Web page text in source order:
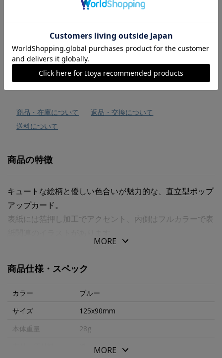
お気に入りに追加
商品・在庫について
返品・交換について
送料について
商品の特徴
キュートな絵柄と優しい色合いが魅力的な、直立型ポップ
アップカード。
表紙には箔押し加工でアクセント、内側はフルカラーで表
メッセージを読んだ後も飾って置くことができ、贈る方の
二つ折りブランクカード ３００ｇｓｍ ダイカット・ポ
ップアップ・ゴールド箔押し加工
ピンク封筒 ダイヤモンド貼り 定形外
MORE
商品仕様・スペック
カラー
ブルー
サイズ
125x90mm
本体重量
28g
MORE